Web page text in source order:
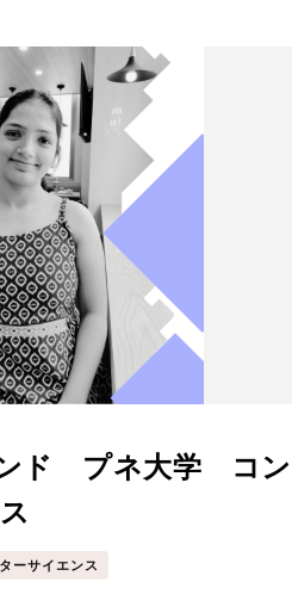
ド プネ大学 コン
ーサイエンス